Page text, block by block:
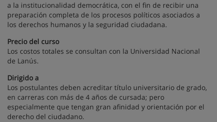
a la institucionalidad democrática, con el fin de recibir una
preparación completa de los procesos políticos asociados a
los derechos humanos y la seguridad ciudadana.
Precio del curso
Los costos totales se consultan con la Universidad Nacional
de Lanús.
Dirigido a
Los postulantes deben acreditar título universitario de grado,
en carreras con más de 4 años de cursada; pero
especialmente que tengan gran afinidad y orientación por el
derecho del ciudadano.